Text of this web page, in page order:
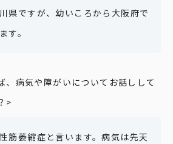
県ですが、幼いころから大阪府で
す。
、病気や障がいについてお話しして
>
筋萎縮症と言います。病気は先天